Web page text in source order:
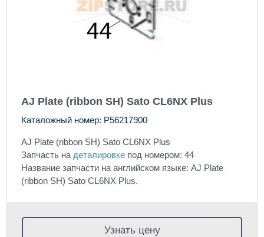
AJ Plate (ribbon SH) Sato CL6NX Plus
Каталожный номер: P56217900
AJ Plate (ribbon SH) Sato CL6NX Plus
Запчасть на деталировке под номером: 44
Название запчасти на английском языке: AJ Plate
(ribbon SH) Sato CL6NX Plus.
Узнать цену